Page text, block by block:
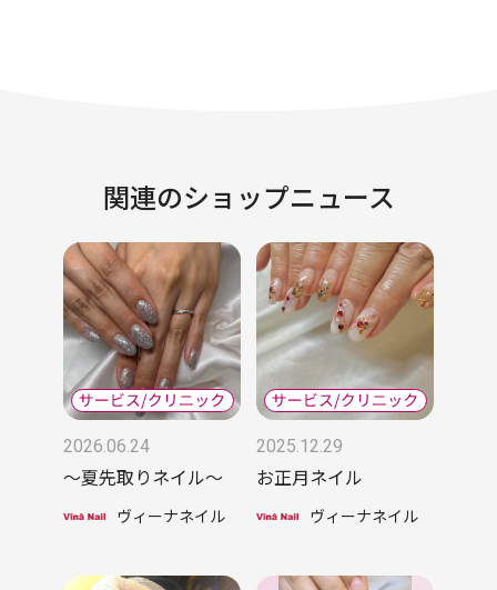
関連のショップニュース
2026.06.24
〜夏先取りネイル〜
ヴィーナネイル
2025.12.29
お正月ネイル
ヴィーナネイル